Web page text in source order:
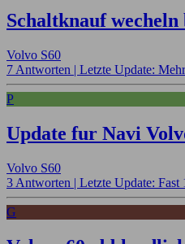
Schaltknauf wecheln
Volvo S60
7 Antworten | Letzte Update:
P
Update fur Navi
Volvo S60
3 Antworten | Letzte Update: Fast
G